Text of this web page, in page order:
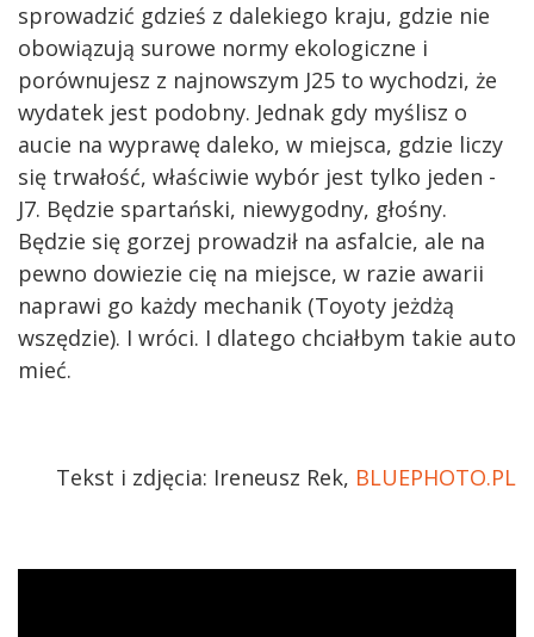
sprowadzić gdzieś z dalekiego kraju, gdzie nie
obowiązują surowe normy ekologiczne i
porównujesz z najnowszym J25 to wychodzi, że
wydatek jest podobny. Jednak gdy myślisz o
aucie na wyprawę daleko, w miejsca, gdzie liczy
się trwałość, właściwie wybór jest tylko jeden -
J7. Będzie spartański, niewygodny, głośny.
Będzie się gorzej prowadził na asfalcie, ale na
pewno dowiezie cię na miejsce, w razie awarii
naprawi go każdy mechanik (Toyoty jeżdżą
wszędzie). I wróci. I dlatego chciałbym takie auto
mieć.
Tekst i zdjęcia: Ireneusz Rek, BLUEPHOTO.PL